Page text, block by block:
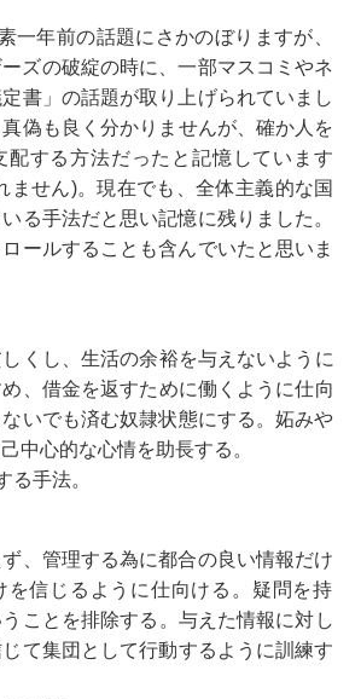
一年前の話題にさかのぼりますが、
ズの破綻の時に、一部マスコミやネ
書」の話題が取り上げられていまし
偽も良く分かりませんが、確か人を
配する方法だったと記憶しています
ません)。現在でも、全体主義的な国
る手法だと思い記憶に残りました。
ールすることも含んでいたと思いま
くし、生活の余裕を与えないように
、借金を返すために働くように仕向
いでも済む奴隷状態にする。妬みや
中心的な心情を助長する。
る手法。
、管理する為に都合の良い情報だけ
を信じるように仕向ける。疑問を持
ことを排除する。与えた情報に対し
て集団として行動するように訓練す